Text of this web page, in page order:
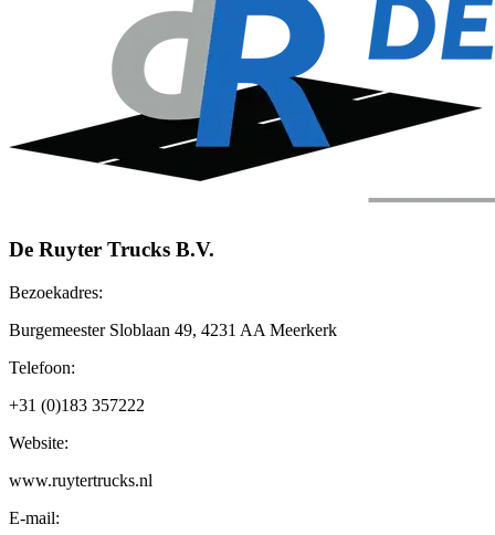
De Ruyter Trucks B.V.
Bezoekadres:
Burgemeester Sloblaan 49, 4231 AA Meerkerk
Telefoon:
+31 (0)183 357222
Website:
www.ruytertrucks.nl
E-mail: